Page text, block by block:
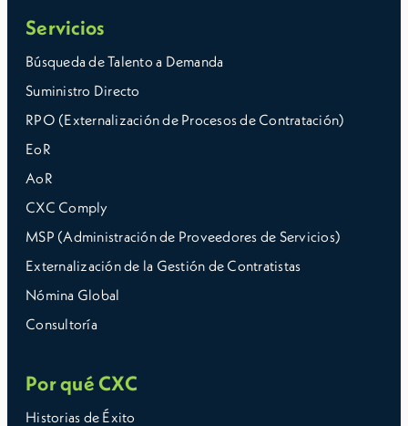
Servicios
Búsqueda de Talento a Demanda
Suministro Directo
RPO (Externalización de Procesos de Contratación)
EoR
AoR
CXC Comply
MSP (Administración de Proveedores de Servicios)
Externalización de la Gestión de Contratistas
Nómina Global
Consultoría
Por qué CXC
Historias de Éxito